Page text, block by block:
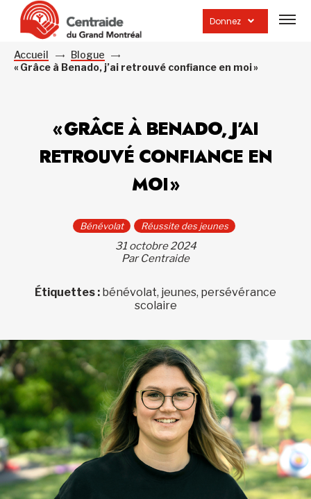
Donnez
la
Accueil
Blogue
« Grâce à Benado, j’ai retrouvé confiance en moi »
« GRÂCE À BENADO, J’AI
RETROUVÉ CONFIANCE EN
MOI »
Bénévolat Réussite des jeunes
31 octobre 2024
Par Centraide
Étiquettes : bénévolat, jeunes, persévérance
scolaire